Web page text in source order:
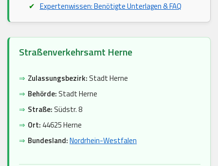
Expertenwissen: Benötigte Unterlagen & FAQ
Straßenverkehrsamt Herne
⇒ Zulassungsbezirk: Stadt Herne
⇒ Behörde: Stadt Herne
⇒ Straße: Südstr. 8
⇒ Ort: 44625 Herne
⇒ Bundesland:Nordrhein-Westfalen